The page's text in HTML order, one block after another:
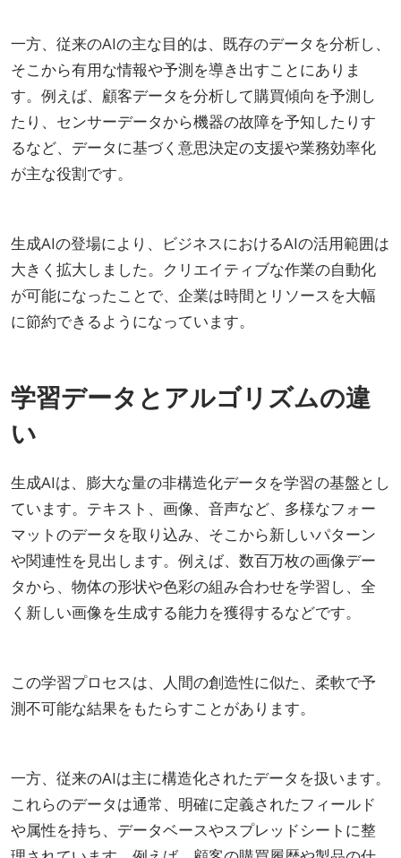
一方、従来のAIの主な目的は、既存のデータを分析し、
そこから有用な情報や予測を導き出すことにありま
す。例えば、顧客データを分析して購買傾向を予測し
たり、センサーデータから機器の故障を予知したりす
るなど、データに基づく意思決定の支援や業務効率化
が主な役割です。
生成AIの登場により、ビジネスにおけるAIの活用範囲は
大きく拡大しました。クリエイティブな作業の自動化
が可能になったことで、企業は時間とリソースを大幅
に節約できるようになっています。
学習データとアルゴリズムの違
い
生成AIは、膨大な量の非構造化データを学習の基盤とし
ています。テキスト、画像、音声など、多様なフォー
マットのデータを取り込み、そこから新しいパターン
や関連性を見出します。例えば、数百万枚の画像デー
タから、物体の形状や色彩の組み合わせを学習し、全
く新しい画像を生成する能力を獲得するなどです。
この学習プロセスは、人間の創造性に似た、柔軟で予
測不可能な結果をもたらすことがあります。
一方、従来のAIは主に構造化されたデータを扱います。
これらのデータは通常、明確に定義されたフィールド
や属性を持ち、データベースやスプレッドシートに整